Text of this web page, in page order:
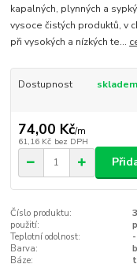
kapalných, plynných a
vysoce čistých produktů, v
při vysokých a nízkých te...
Dostupnost skladem
74,00 Kč/m
61,16 Kč bez DPH
Číslo produktu:
použití:
Teplotní odolnost:
Barva:
Báze: